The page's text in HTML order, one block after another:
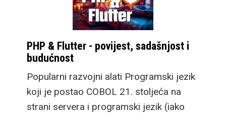
PHP & Flutter - povijest, sadašnjost i
budućnost
Popularni razvojni alati Programski jezik
koji je postao COBOL 21. stoljeća na
strani servera i programski jezik (iako